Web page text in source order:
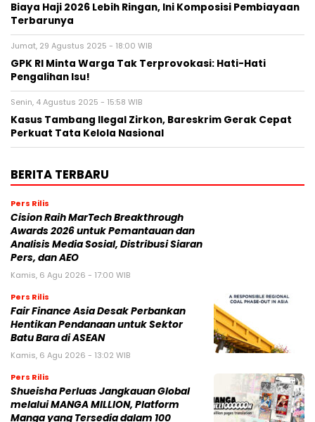
Biaya Haji 2026 Lebih Ringan, Ini Komposisi Pembiayaan
Terbarunya
Jumat, 29 Agustus 2025 - 18:00 WIB
GPK RI Minta Warga Tak Terprovokasi: Hati-Hati
Pengalihan Isu!
Senin, 4 Agustus 2025 - 15:58 WIB
Kasus Tambang Ilegal Zirkon, Bareskrim Gerak Cepat
Perkuat Tata Kelola Nasional
BERITA TERBARU
Pers Rilis
Cision Raih MarTech Breakthrough
Awards 2026 untuk Pemantauan dan
Analisis Media Sosial, Distribusi Siaran
Pers, dan AEO
Kamis, 6 Agu 2026 - 17:00 WIB
Pers Rilis
Fair Finance Asia Desak Perbankan
Hentikan Pendanaan untuk Sektor
Batu Bara di ASEAN
Kamis, 6 Agu 2026 - 13:02 WIB
Pers Rilis
Shueisha Perluas Jangkauan Global
melalui MANGA MILLION, Platform
Manga yang Tersedia dalam 100